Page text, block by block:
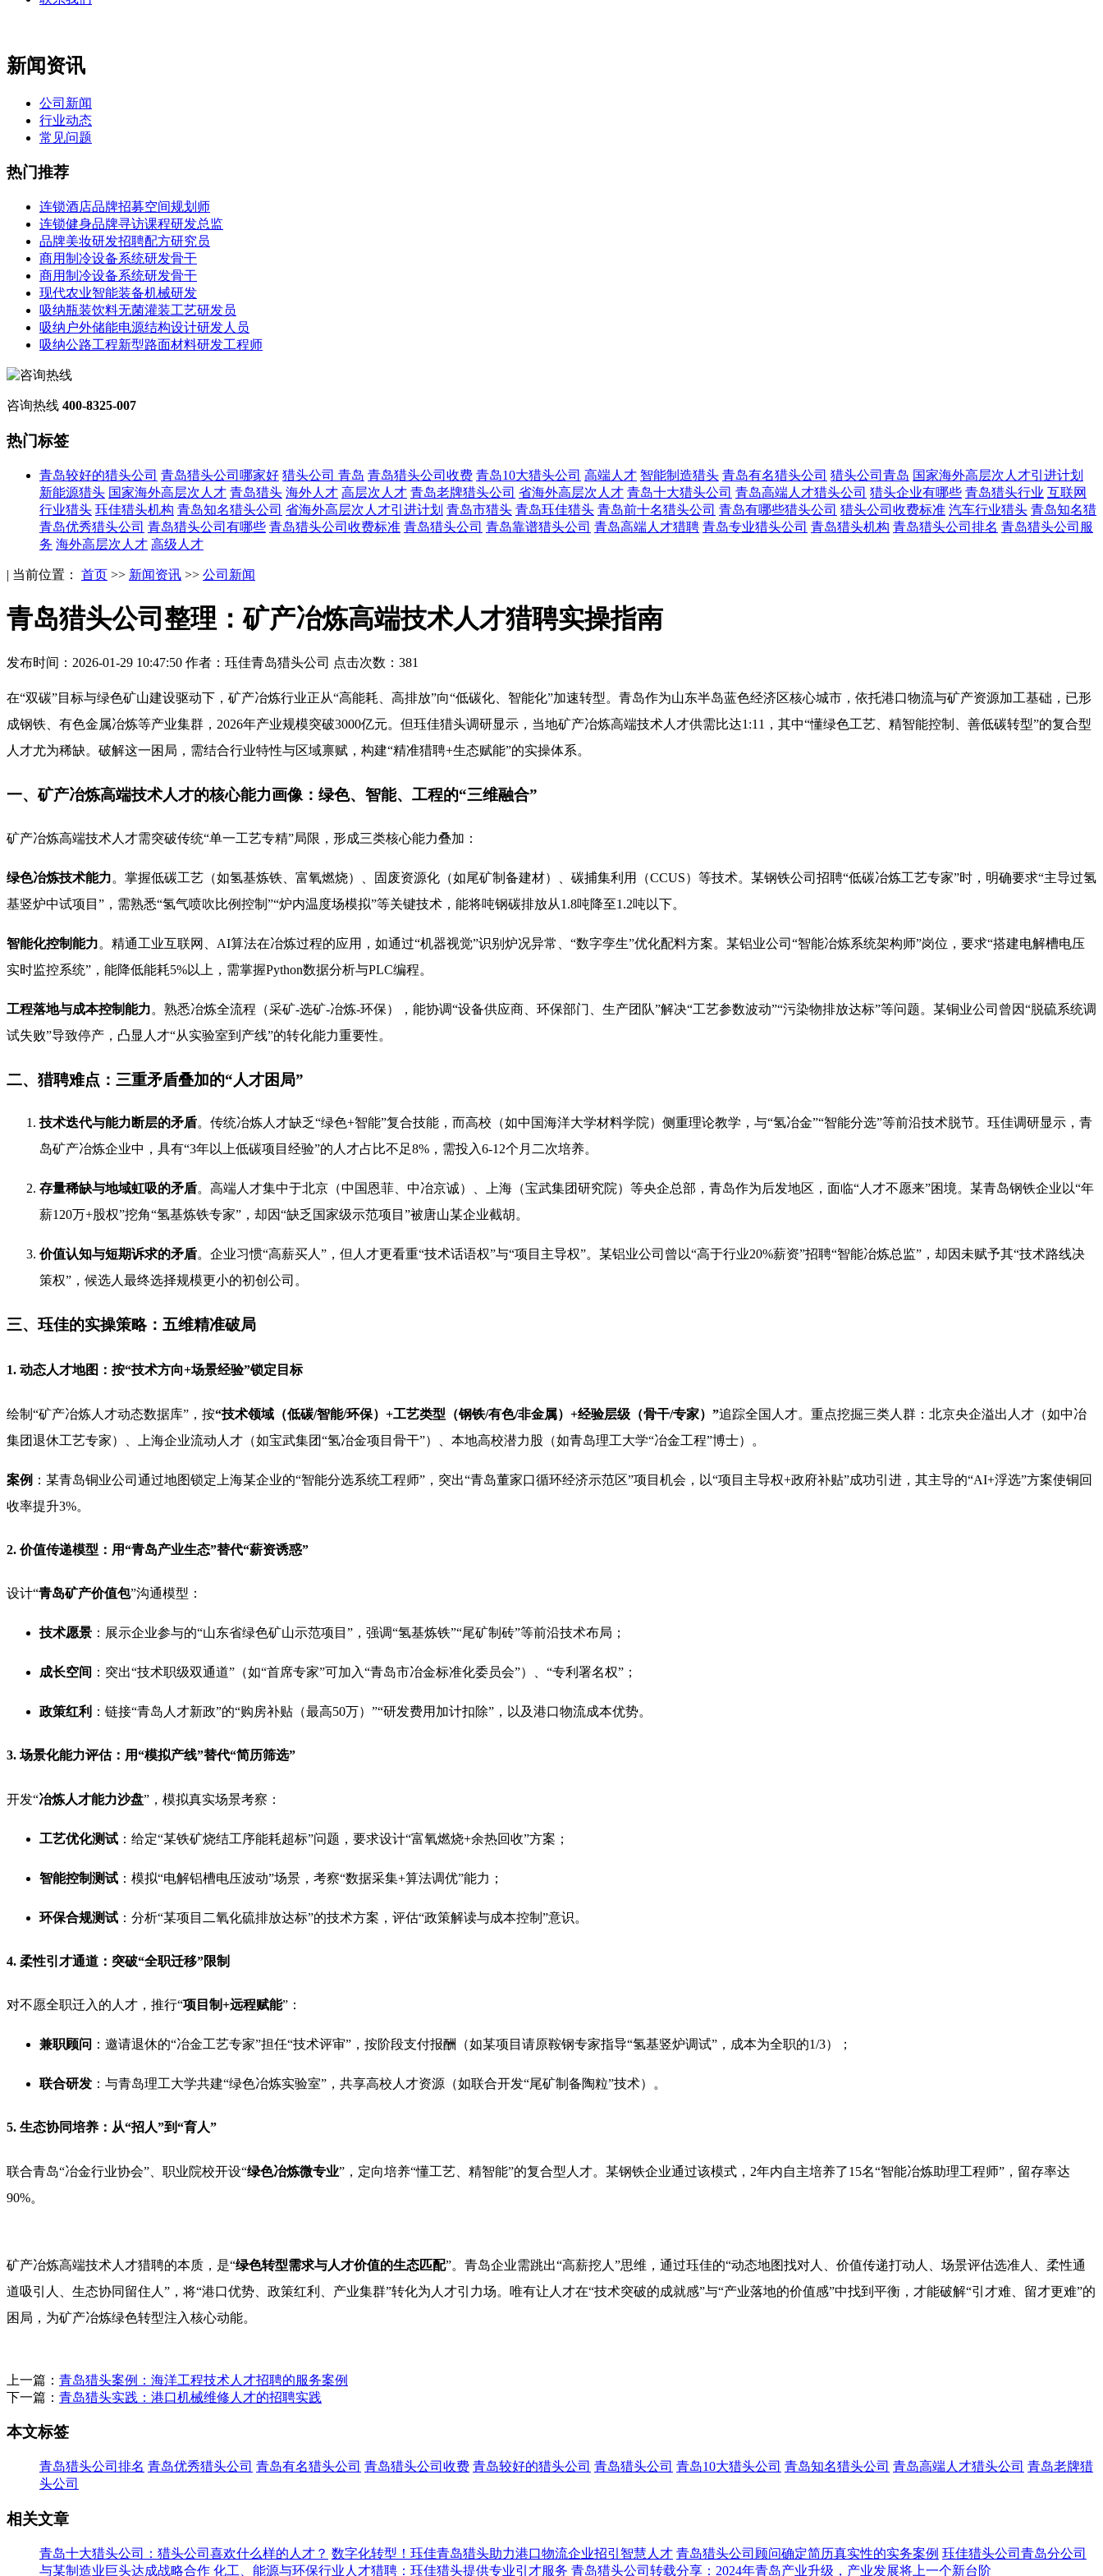
新闻资讯
公司新闻
行业动态
常见问题
热门推荐
连锁酒店品牌招募空间规划师
连锁健身品牌寻访课程研发总监
品牌美妆研发招聘配方研究员
商用制冷设备系统研发骨干
商用制冷设备系统研发骨干
现代农业智能装备机械研发
吸纳瓶装饮料无菌灌装工艺研发员
吸纳户外储能电源结构设计研发人员
吸纳公路工程新型路面材料研发工程师
咨询热线 400-8325-007
热门标签
青岛较好的猎头公司 青岛猎头公司哪家好 猎头公司 青岛 青岛猎头公司收费 青岛10大猎头公司 高端人才 智能制造猎头 青岛有名猎头公司 猎头公司青岛 国家海外高层次人才引进计划
新能源猎头 国家海外高层次人才 青岛猎头 海外人才 高层次人才 青岛老牌猎头公司 省海外高层次人才 青岛十大猎头公司 青岛高端人才猎头公司 猎头企业有哪些 青岛猎头行业 互联网
行业猎头 珏佳猎头机构 青岛知名猎头公司 省海外高层次人才引进计划 青岛市猎头 青岛珏佳猎头 青岛前十名猎头公司 青岛有哪些猎头公司 猎头公司收费标准 汽车行业猎头 青岛知名猎
青岛优秀猎头公司 青岛猎头公司有哪些 青岛猎头公司收费标准 青岛猎头公司 青岛靠谱猎头公司 青岛高端人才猎聘 青岛专业猎头公司 青岛猎头机构 青岛猎头公司排名 青岛猎头公司服
务 海外高层次人才 高级人才
| 当前位置： 首页 >> 新闻资讯 >> 公司新闻
青岛猎头公司整理：矿产冶炼高端技术人才猎聘实操指南
发布时间：2026-01-29 10:47:50 作者：珏佳青岛猎头公司 点击次数：381
在“双碳”目标与绿色矿山建设驱动下，矿产冶炼行业正从“高能耗、高排放”向“低碳化、智能化”加速转型。青岛作为山东半岛蓝色经济区核心城市，依托港口物流与矿产资源加工基础，已形
成钢铁、有色金属冶炼等产业集群，2026年产业规模突破3000亿元。但珏佳猎头调研显示，当地矿产冶炼高端技术人才供需比达1:11，其中“懂绿色工艺、精智能控制、善低碳转型”的复合型
人才尤为稀缺。破解这一困局，需结合行业特性与区域禀赋，构建“精准猎聘+生态赋能”的实操体系。
一、矿产冶炼高端技术人才的核心能力画像：绿色、智能、工程的“三维融合”
矿产冶炼高端技术人才需突破传统“单一工艺专精”局限，形成三类核心能力叠加：
绿色冶炼技术能力。掌握低碳工艺（如氢基炼铁、富氧燃烧）、固废资源化（如尾矿制备建材）、碳捕集利用（CCUS）等技术。某钢铁公司招聘“低碳冶炼工艺专家”时，明确要求“主导过氢
基竖炉中试项目”，需熟悉“氢气喷吹比例控制”“炉内温度场模拟”等关键技术，能将吨钢碳排放从1.8吨降至1.2吨以下。
智能化控制能力。精通工业互联网、AI算法在冶炼过程的应用，如通过“机器视觉”识别炉况异常、“数字孪生”优化配料方案。某铝业公司“智能冶炼系统架构师”岗位，要求“搭建电解槽电压
实时监控系统”，能降低能耗5%以上，需掌握Python数据分析与PLC编程。
工程落地与成本控制能力。熟悉冶炼全流程（采矿-选矿-冶炼-环保），能协调“设备供应商、环保部门、生产团队”解决“工艺参数波动”“污染物排放达标”等问题。某铜业公司曾因“脱硫系统调
试失败”导致停产，凸显人才“从实验室到产线”的转化能力重要性。
二、猎聘难点：三重矛盾叠加的“人才困局”
技术迭代与能力断层的矛盾。传统冶炼人才缺乏“绿色+智能”复合技能，而高校（如中国海洋大学材料学院）侧重理论教学，与“氢冶金”“智能分选”等前沿技术脱节。珏佳调研显示，青
岛矿产冶炼企业中，具有“3年以上低碳项目经验”的人才占比不足8%，需投入6-12个月二次培养。
存量稀缺与地域虹吸的矛盾。高端人才集中于北京（中国恩菲、中冶京诚）、上海（宝武集团研究院）等央企总部，青岛作为后发地区，面临“人才不愿来”困境。某青岛钢铁企业以“年
薪120万+股权”挖角“氢基炼铁专家”，却因“缺乏国家级示范项目”被唐山某企业截胡。
价值认知与短期诉求的矛盾。企业习惯“高薪买人”，但人才更看重“技术话语权”与“项目主导权”。某铝业公司曾以“高于行业20%薪资”招聘“智能冶炼总监”，却因未赋予其“技术路线决
策权”，候选人最终选择规模更小的初创公司。
三、珏佳的实操策略：五维精准破局
1. 动态人才地图：按“技术方向+场景经验”锁定目标
绘制“矿产冶炼人才动态数据库”，按“技术领域（低碳/智能/环保）+工艺类型（钢铁/有色/非金属）+经验层级（骨干/专家）”追踪全国人才。重点挖掘三类人群：北京央企溢出人才（如中冶
集团退休工艺专家）、上海企业流动人才（如宝武集团“氢冶金项目骨干”）、本地高校潜力股（如青岛理工大学“冶金工程”博士）。
案例 ：某青岛铜业公司通过地图锁定上海某企业的“智能分选系统工程师”，突出“青岛董家口循环经济示范区”项目机会，以“项目主导权+政府补贴”成功引进，其主导的“AI+浮选”方案使铜回
收率提升3%。
2. 价值传递模型：用“青岛产业生态”替代“薪资诱惑”
设计“青岛矿产价值包”沟通模型：
技术愿景 ：展示企业参与的“山东省绿色矿山示范项目”，强调“氢基炼铁”“尾矿制砖”等前沿技术布局；
成长空间 ：突出“技术职级双通道”（如“首席专家”可加入“青岛市冶金标准化委员会”）、“专利署名权”；
政策红利 ：链接“青岛人才新政”的“购房补贴（最高50万）”“研发费用加计扣除”，以及港口物流成本优势。
3. 场景化能力评估：用“模拟产线”替代“简历筛选”
开发“冶炼人才能力沙盘”，模拟真实场景考察：
工艺优化测试 ：给定“某铁矿烧结工序能耗超标”问题，要求设计“富氧燃烧+余热回收”方案；
智能控制测试 ：模拟“电解铝槽电压波动”场景，考察“数据采集+算法调优”能力；
环保合规测试 ：分析“某项目二氧化硫排放达标”的技术方案，评估“政策解读与成本控制”意识。
4. 柔性引才通道：突破“全职迁移”限制
对不愿全职迁入的人才，推行“项目制+远程赋能”：
兼职顾问 ：邀请退休的“冶金工艺专家”担任“技术评审”，按阶段支付报酬（如某项目请原鞍钢专家指导“氢基竖炉调试”，成本为全职的1/3）；
联合研发 ：与青岛理工大学共建“绿色冶炼实验室”，共享高校人才资源（如联合开发“尾矿制备陶粒”技术）。
5. 生态协同培养：从“招人”到“育人”
联合青岛“冶金行业协会”、职业院校开设“绿色冶炼微专业”，定向培养“懂工艺、精智能”的复合型人才。某钢铁企业通过该模式，2年内自主培养了15名“智能冶炼助理工程师”，留存率达
90%。
矿产冶炼高端技术人才猎聘的本质，是“绿色转型需求与人才价值的生态匹配”。青岛企业需跳出“高薪挖人”思维，通过珏佳的“动态地图找对人、价值传递打动人、场景评估选准人、柔性通
道吸引人、生态协同留住人”，将“港口优势、政策红利、产业集群”转化为人才引力场。唯有让人才在“技术突破的成就感”与“产业落地的价值感”中找到平衡，才能破解“引才难、留才更难”的
困局，为矿产冶炼绿色转型注入核心动能。
上一篇： 青岛猎头案例：海洋工程技术人才招聘的服务案例
下一篇： 青岛猎头实践：港口机械维修人才的招聘实践
本文标签
青岛猎头公司排名 青岛优秀猎头公司 青岛有名猎头公司 青岛猎头公司收费 青岛较好的猎头公司 青岛猎头公司 青岛10大猎头公司 青岛知名猎头公司 青岛高端人才猎头公司 青岛老牌猎
头公司
相关文章
青岛十大猎头公司：猎头公司喜欢什么样的人才？ 数字化转型！珏佳青岛猎头助力港口物流企业招引智慧人才 青岛猎头公司顾问确定简历真实性的实务案例 珏佳猎头公司青岛分公司
与某制造业巨头达成战略合作 化工、能源与环保行业人才猎聘：珏佳猎头提供专业引才服务 青岛猎头公司转载分享：2024年青岛产业升级，产业发展将上一个新台阶